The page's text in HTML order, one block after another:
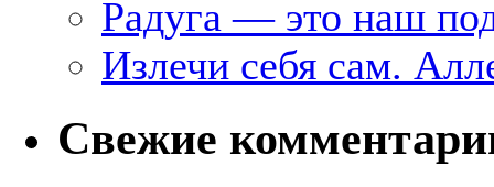
Радуга — это наш
Излечи себя сам.
Свежие